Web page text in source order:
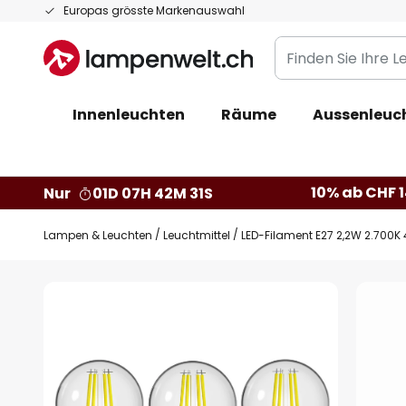
Europas grösste Markenauswahl
Zum
springen
Finden
Sie
Leuchte...
Innenleuchten Räume
Nur
01D 07H 42M 31S 10% ab CHF
Lampen & Leuchten Leuchtmittel LED-Filament E27 2,2W
Bildgalerie
springen